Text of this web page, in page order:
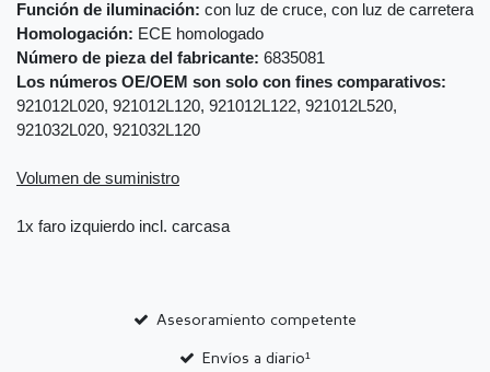
Función de iluminación: con luz de cruce, con luz de carretera
Homologación: ECE homologado
Número de pieza del fabricante: 6835081
Los números OE/OEM son solo con fines comparativos:
921012L020, 921012L120, 921012L122, 921012L520,
921032L020, 921032L120
Volumen de suministro
1x faro izquierdo incl. carcasa
Asesoramiento competente
Envíos a diario¹